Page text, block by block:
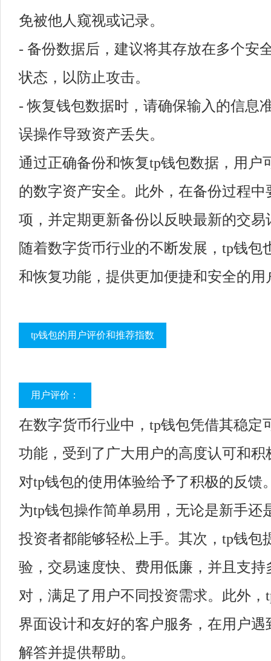
免被他人窥视或记录。
- 备份数据后，建议将其存放在多个安
状态，以防止攻击。
- 恢复钱包数据时，请确保输入的信息
误操作导致资产丢失。
通过正确备份和恢复tp钱包数据，用户
的数字资产安全。此外，在备份过程
项，并定期更新备份以反映最新的交易
随着数字货币行业的不断发展，tp钱包
和恢复功能，提供更加便捷和安全的用
tp钱包的用户评价和推荐指数
用户评价：
在数字货币行业中，tp钱包凭借其稳定
功能，受到了广大用户的高度认可和积
对tp钱包的使用体验给予了积极的反馈
为tp钱包操作简单易用，无论是新手还
投资者都能够轻松上手。其次，tp钱包
验，交易速度快、费用低廉，并且支持
对，满足了用户不同投资需求。此外
界面设计和友好的客户服务，在用户遇
解答并提供帮助。